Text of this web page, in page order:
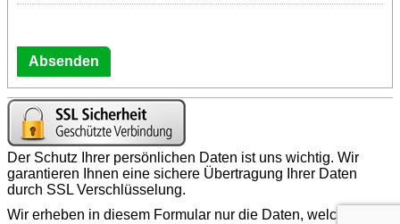
Der Schutz Ihrer persönlichen Daten ist uns wichtig. Wir
garantieren Ihnen eine sichere Übertragung Ihrer Daten
durch SSL Verschlüsselung.
Wir erheben in diesem Formular nur die Daten, welche zur